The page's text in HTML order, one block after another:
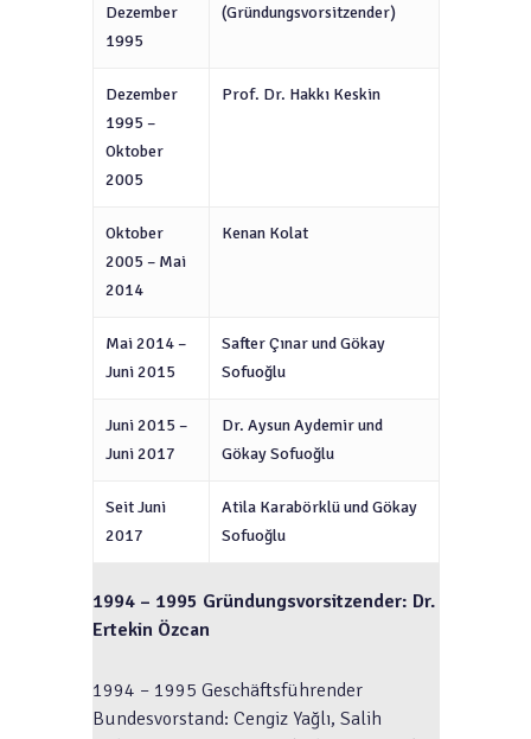
Dezember
1995
(Gründungsvorsitzender)
Dezember
1995 –
Oktober
2005
Prof. Dr. HakkıKeskin
Oktober
2005 – Mai
2014
Kenan Kolat
Mai 2014 –
Juni 2015
Safter Çınar und Gökay
Sofuoğlu
Juni 2015 –
Juni 2017
Dr. Aysun Aydemir und
Gökay Sofuoğlu
Seit Juni
2017
Atila Karabörklü und Gökay
Sofuoğlu
1994 – 1995 Gründungsvorsitzender: Dr.
Ertekin Özcan
1994 – 1995 Geschäftsführender
Bundesvorstand: Cengiz Yağlı, Salih